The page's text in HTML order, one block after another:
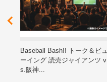
Baseball Bash!! トーク＆ビュ
ーイング 読売ジャイアンツ v
s.阪神...